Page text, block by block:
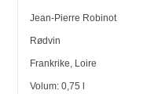
Jean-Pierre Robinot
Rødvin
Frankrike, Loire
Volum:0,75